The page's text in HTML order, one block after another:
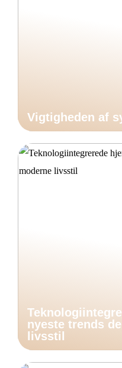
Vigtigheden af
nyeste trends
livsstil